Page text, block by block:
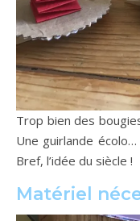
Trop bien des
Une guirlande
Bref, l’idée du siècle !
Matériel